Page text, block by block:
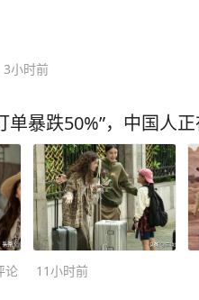
3小时前
单暴跌50%”，中国人正
论 11小时前